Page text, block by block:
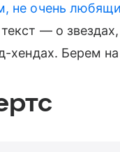
не очень
— о
хендах. Берем